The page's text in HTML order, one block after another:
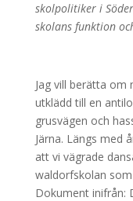
skolpolitiker i
skolans funktion
Jag vill berätta
utklädd till en
grusvägen och
Järna. Längs med
att vi vägrade
waldorfskolan
Dokument inifrån: